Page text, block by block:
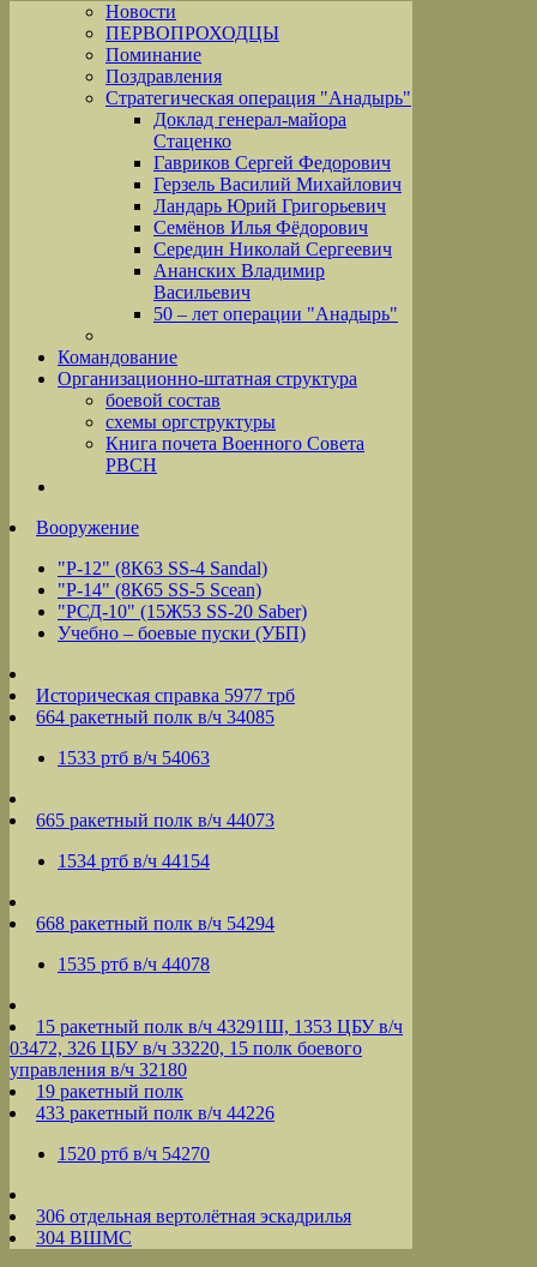
Новости
ПЕРВОПРОХОДЦЫ
Поминание
Поздравления
Стратегическая операция "Анадырь"
Доклад генерал-майора
Стаценко
Гавриков Сергей Федорович
Герзель Василий Михайлович
Ландарь Юрий Григорьевич
Семёнов Илья Фёдорович
Середин Николай Сергеевич
Ананских Владимир
Васильевич
50 – лет операции "Анадырь"
Командование
Организационно-штатная структура
боевой состав
схемы оргструктуры
Книга почета Военного Совета
РВСН
Вооружение
"Р-12" (8К63 SS-4 Sandal)
"Р-14" (8К65 SS-5 Scean)
"РСД-10" (15Ж53 SS-20 Saber)
Учебно – боевые пуски (УБП)
Историческая справка 5977 трб
664 ракетный полк в/ч 34085
1533 ртб в/ч 54063
665 ракетный полк в/ч 44073
1534 ртб в/ч 44154
668 ракетный полк в/ч 54294
1535 ртб в/ч 44078
15 ракетный полк в/ч 43291Ш, 1353 ЦБУ в/ч
03472, 326 ЦБУ в/ч 33220, 15 полк боевого
управления в/ч 32180
19 ракетный полк
433 ракетный полк в/ч 44226
1520 ртб в/ч 54270
306 отдельная вертолётная эскадрилья
304 ВШМС